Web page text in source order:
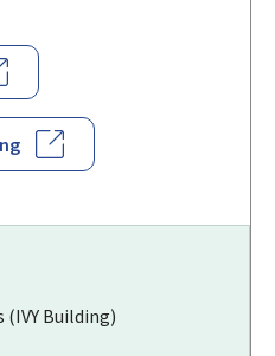
(IVY Building)